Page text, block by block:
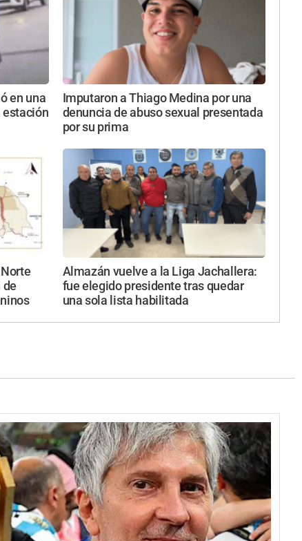
en una
estación
Imputaron a Thiago Medina por una
denuncia de abuso sexual presentada
por su prima
de
Almazán vuelve a la Liga Jachallera:
fue elegido presidente tras quedar
una sola lista habilitada